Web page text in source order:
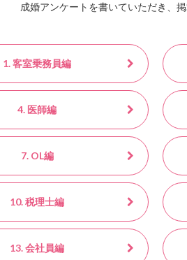
成婚アンケートを書いていただき、
1. 客室乗務員編
4. 医師編
7. OL編
10. 税理士編
13. 会社員編